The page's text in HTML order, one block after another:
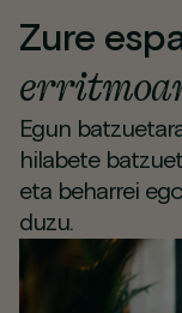
Zure
Egun
hilabete
eta beharrei
duzu.